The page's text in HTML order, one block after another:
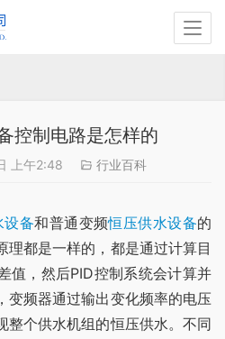
控制电路是怎样的
上午2:48 行业百科
设备和普通变频恒压供水设备的
理都是一样的，都是通过计算目
值，然后PID控制系统会计算并
变频器通过输出变化频率的电压
整个供水机组的恒压供水。不同